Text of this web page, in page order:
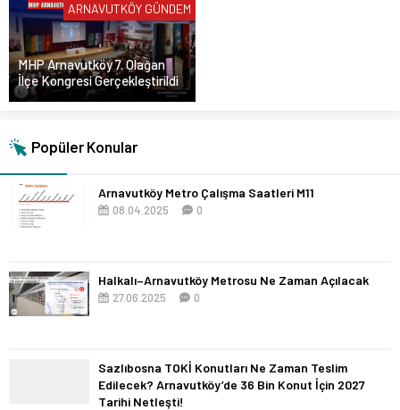
ARNAVUTKÖY GÜNDEM
MHP Arnavutköy 7. Olağan
İlçe Kongresi Gerçekleştirildi
Popüler Konular
Arnavutköy Metro Çalışma Saatleri M11
08.04.2025 0
Halkalı–Arnavutköy Metrosu Ne Zaman Açılacak
27.06.2025 0
Sazlıbosna TOKİ Konutları Ne Zaman Teslim
Edilecek? Arnavutköy’de 36 Bin Konut İçin 2027
Tarihi Netleşti!